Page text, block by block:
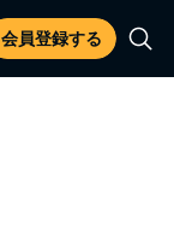
会員登録する